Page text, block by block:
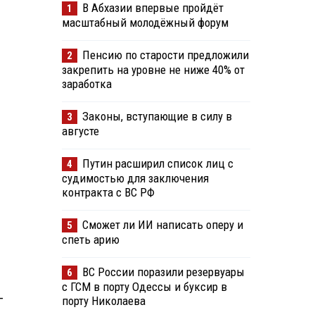
1
В Абхазии впервые пройдёт
масштабный молодёжный форум
2
Пенсию по старости предложили
закрепить на уровне не ниже 40% от
заработка
3
Законы, вступающие в силу в
августе
4
Путин расширил список лиц с
судимостью для заключения
контракта с ВС РФ
5
Сможет ли ИИ написать оперу и
спеть арию
6
ВС России поразили резервуары
с ГСМ в порту Одессы и буксир в
порту Николаева